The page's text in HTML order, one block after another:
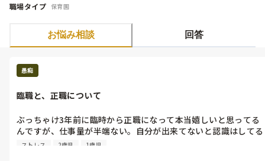
職場タイプ 保育園
お悩み相談 回答
愚痴
臨職と、正職について
ぶっちゃけ3年前に臨時から正職になって本当嬉しいと思ってる
んですが、仕事量が半端ない。自分が出来てないと認識はしてる
んやけど、それでも終わらない。なんでなんだろう。そして臨職
ストレス 2歳児 1歳児